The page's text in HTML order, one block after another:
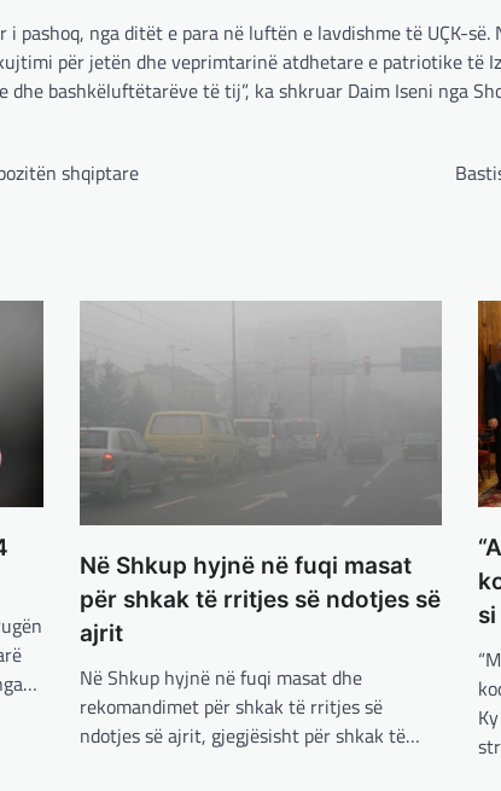
pashoq, nga ditët e para në luftën e lavdishme të UÇK-
për jetën dhe veprimtarinë atdhetare e patriotike të
bashkëluftëtarëve të tij”, ka shkruar Daim Iseni nga
shqiptare
Në Shkup hyjnë në fuqi masat
për shkak të rritjes së ndotjes së
ajrit
Në Shkup hyjnë në fuqi masat dhe
rekomandimet për shkak të rritjes së
ndotjes së ajrit, gjegjësisht për shkak të…